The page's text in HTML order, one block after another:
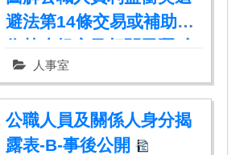
避法第14條交易或補助行
為禁止規定及相關函釋(文)
說明宣導 (1).pdf
人事室
公職人員及關係人身分揭
露表-B-事後公開